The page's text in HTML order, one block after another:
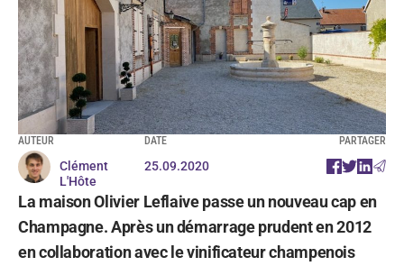
AUTEUR
Clément
L'Hôte
DATE
25.09.2020
PARTAGER
La maison Olivier Leflaive passe un nouveau cap en
Champagne. Après un démarrage prudent en 2012
en collaboration avec le vinificateur champenois